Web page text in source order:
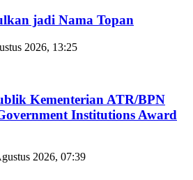
jadi Nama Topan
2026, 13:25
Kementerian ATR/BPN
Institutions Award
2026, 07:39